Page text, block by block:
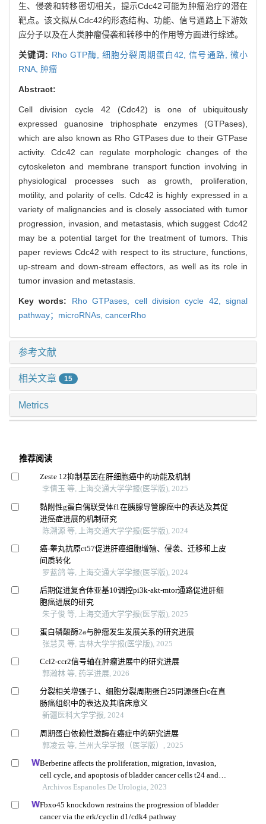
生、侵袭和转移密切相关，提示Cdc42可能为肿瘤治疗的潜在
靶点。该文拟从Cdc42的形态结构、功能、信号通路上下游效
应分子以及在人类肿瘤侵袭和转移中的作用等方面进行综述。
关键词: Rho GTP酶,细胞分裂周期蛋白42,信号通路, 微小
RNA, 肿瘤
Abstract:
Cell division cycle 42 (Cdc42) is one of ubiquitously
expressed guanosine triphosphate enzymes (GTPases),
which are also known as Rho GTPases due to their GTPase
activity. Cdc42 can regulate morphologic changes of the
cytoskeleton and membrane transport function involving in
physiological processes such as growth, proliferation,
motility, and polarity of cells. Cdc42 is highly expressed in a
variety of malignancies and is closely associated with tumor
progression, invasion, and metastasis, which suggest Cdc42
may be a potential target for the treatment of tumors. This
paper reviews Cdc42 with respect to its structure, functions,
up-stream and down-stream effectors, as well as its role in
tumor invasion and metastasis.
Key words: Rho GTPases, cell division cycle 42, signal
pathway；microRNAs, cancerRho
参考文献
相关文章 15
Metrics
推荐阅读
Zeste 12抑制基因在肝细胞癌中的功能及机制
李倩玉 等, 上海交通大学学报(医学版), 2025
黏附性g蛋白偶联受体f1在胰腺导管腺癌中的表达及其促
进癌症进展的机制研究
陈溯源 等, 上海交通大学学报(医学版), 2024
癌-睾丸抗原ct57促进肝癌细胞增殖、侵袭、迁移和上皮
间质转化
罗蓝鸽 等, 上海交通大学学报(医学版), 2024
后期促进复合体亚基10调控pi3k-akt-mtor通路促进肝细
胞癌进展的研究
朱子俊 等, 上海交通大学学报(医学版), 2025
蛋白磷酸酶2a与肿瘤发生发展关系的研究进展
张慧灵 等, 吉林大学学报(医学版), 2025
Ccl2-ccr2信号轴在肿瘤进展中的研究进展
郭瀚林 等, 药学进展, 2026
分裂相关增强子1、细胞分裂周期蛋白25同源蛋白c在直
肠癌组织中的表达及其临床意义
新疆医科大学学报, 2024
周期蛋白依赖性激酶在癌症中的研究进展
郭凌云 等, 兰州大学学报（医学版）, 2025
Berberine affects the proliferation, migration, invasion,
cell cycle, and apoptosis of bladder cancer cells t24 and
5637 by down-regulating the her2/pi3k/akt signaling
Archivos Espanoles De Urologia, 2023
Fbxo45 knockdown restrains the progression of bladder
cancer via the erk/cyclin d1/cdk4 pathway